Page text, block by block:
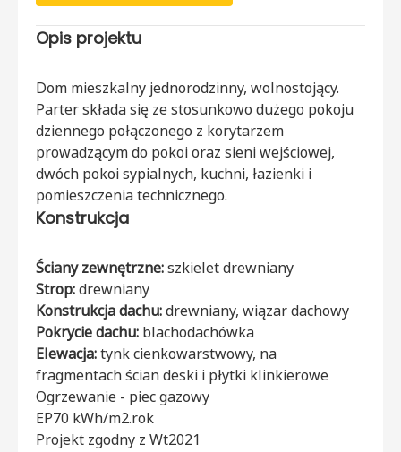
Opis projektu
Dom mieszkalny jednorodzinny, wolnostojący.
Parter składa się ze stosunkowo dużego pokoju
dziennego połączonego z korytarzem
prowadzącym do pokoi oraz sieni wejściowej,
dwóch pokoi sypialnych, kuchni, łazienki i
pomieszczenia technicznego.
Konstrukcja
Ściany zewnętrzne:szkielet drewniany
Strop:drewniany
Konstrukcja dachu:drewniany, wiązar dachowy
Pokrycie dachu: blachodachówka
Elewacja:tynk cienkowarstwowy, na
fragmentach ścian deski i płytki klinkierowe
Ogrzewanie - piec gazowy
EP70 kWh/m2.rok
Projekt zgodny z Wt2021